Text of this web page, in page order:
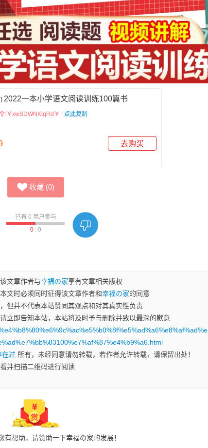
2022一本小学语文阅读训练100篇书
:￥xwSDWNKtqRd￥ | 点此复制
去购买
收藏(0)
已有 0 用户参与
0: 0
文章作者与幸福の家享有文章相关版权
文时必须同时征得该文章作者和幸福の家的同意
但并不代表本站赞同其观点和对其真实性负责
立即告知本站，本站将及时予与删除并致以最深的歉意
在过 所有，未经同意请勿转载，若作者允许转载，请保留出处！
并扫描二维码进行阅读
有帮助，请赞助一下幸福の家的发展！